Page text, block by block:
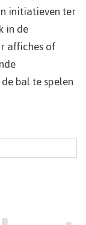
initiatieven ter
in de
affiches of
bal te spelen